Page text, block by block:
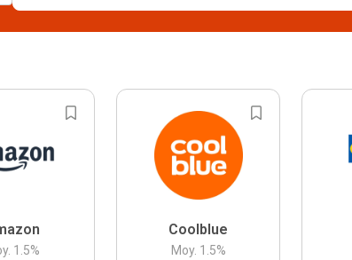
1.5%
Coolblue
Moy. 1.5%